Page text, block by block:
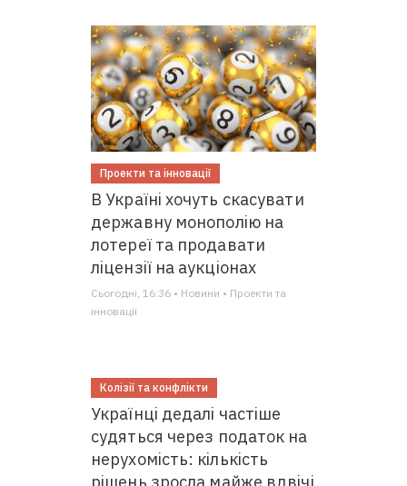
Проекти та інновації
В Україні хочуть скасувати
державну монополію на
лотереї та продавати
ліцензії на аукціонах
Сьогодні, 16:36 • Новини • Проекти та
інновації
Колізії та конфлікти
Українці дедалі частіше
судяться через податок на
нерухомість: кількість
рішень зросла майже вдвічі